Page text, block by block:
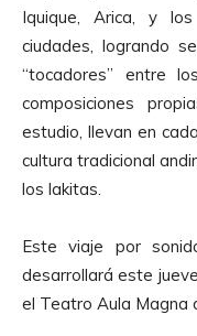
Iquique, Arica, y
ciudades, logrando
“tocadores” entre
composiciones
estudio, llevan en
cultura tradicional
los lakitas.
Este viaje por
desarrollará este
el Teatro Aula Magna